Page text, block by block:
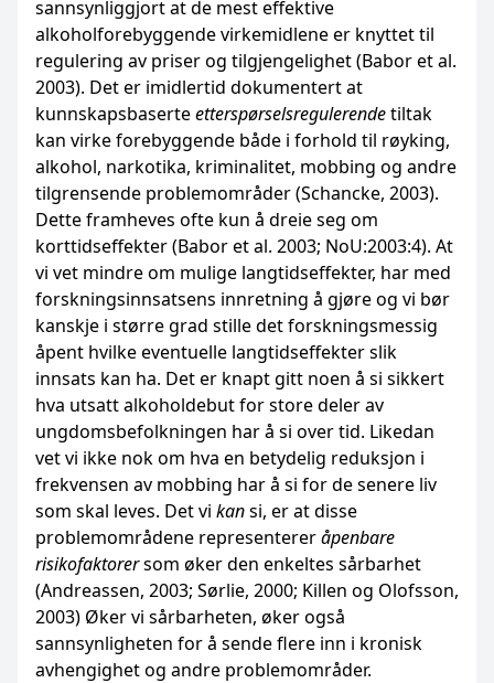
sannsynliggjort at de mest effektive
alkoholforebyggende virkemidlene er knyttet til
regulering av priser og tilgjengelighet (Babor et al.
2003). Det er imidlertid dokumentert at
kunnskapsbaserteetterspørselsregulerendetiltak
kan virke forebyggende både i forhold til røyking,
alkohol, narkotika, kriminalitet, mobbing og andre
tilgrensende problemområder (Schancke, 2003).
Dette framheves ofte kun å dreie seg om
korttidseffekter (Babor et al. 2003; NoU:2003:4). At
vi vet mindre om mulige langtidseffekter, har med
forskningsinnsatsens innretning å gjøre og vi bør
kanskje i større grad stille det forskningsmessig
åpent hvilke eventuelle langtidseffekter slik
innsats kan ha. Det er knapt gitt noen å si sikkert
hva utsatt alkoholdebut for store deler av
ungdomsbefolkningen har å si over tid. Likedan
vet vi ikke nok om hva en betydelig reduksjon i
frekvensen av mobbing har å si for de senere liv
som skal leves. Det vi kansi, er at disse
problemområdene representereråpenbare
risikofaktorersom øker den enkeltes sårbarhet
(Andreassen, 2003; Sørlie, 2000; Killen og Olofsson,
2003) Øker vi sårbarheten, øker også
sannsynligheten for å sende flere inn i kronisk
avhengighet og andre problemområder.